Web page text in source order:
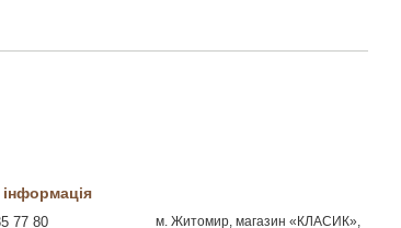
інформація
77 80 м. Житомир, магазин «КЛАСИК»,